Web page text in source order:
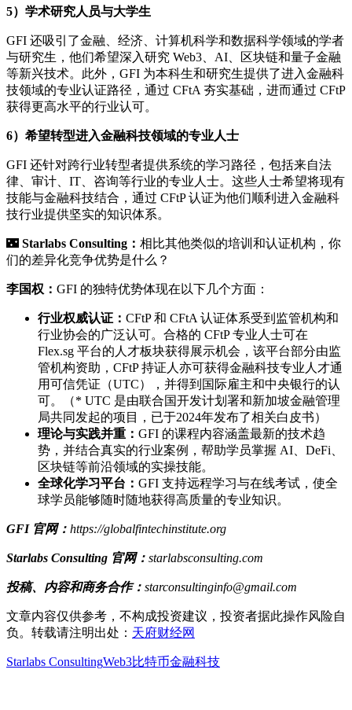
5）学术研究人员与大学生
GFI 还吸引了金融、经济、计算机科学和数据科学领域的学者
与研究生，他们希望深入研究 Web3、AI、区块链和量子金融
等新兴技术。此外，GFI 为本科生和研究生提供了进入金融科
技领域的专业认证路径，通过 CFtA 夯实基础，进而通过 CFtP
获得更高水平的行业认可。
6）希望转型进入金融科技领域的专业人士
GFI 还针对跨行业转型者提供系统的学习路径，包括来自法
律、审计、IT、咨询等行业的专业人士。这些人士希望将现有
技能与金融科技结合，通过 CFtP 认证为他们顺利进入金融科
技行业提供坚实的知识体系。
🌃 Starlabs Consulting： 相比其他类似的培训和认证机构，你
们的差异化竞争优势是什么？
李国权： GFI 的独特优势体现在以下几个方面：
行业权威认证： CFtP 和 CFtA 认证体系受到监管机构和
行业协会的广泛认可。合格的 CFtP 专业人士可在
Flex.sg 平台的人才板块获得展示机会，该平台部分由监
管机构资助，CFtP 持证人亦可获得金融科技专业人才通
用可信凭证（UTC），并得到国际雇主和中央银行的认
可。（* UTC 是由联合国开发计划署和新加坡金融管理
局共同发起的项目，已于2024年发布了相关白皮书）
理论与实践并重： GFI 的课程内容涵盖最新的技术趋
势，并结合真实的行业案例，帮助学员掌握 AI、DeFi、
区块链等前沿领域的实操技能。
全球化学习平台： GFI 支持远程学习与在线考试，使全
球学员能够随时随地获得高质量的专业知识。
GFI 官网： https://globalfintechinstitute.org
Starlabs Consulting 官网： starlabsconsulting.com
投稿、内容和商务合作： starconsultinginfo@gmail.com
文章内容仅供参考，不构成投资建议，投资者据此操作风险自
负。转载请注明出处： 天府财经网
Starlabs ConsultingWeb3比特币金融科技